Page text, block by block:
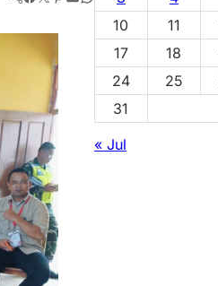
10
11
17
18
24
25
31
« Jul